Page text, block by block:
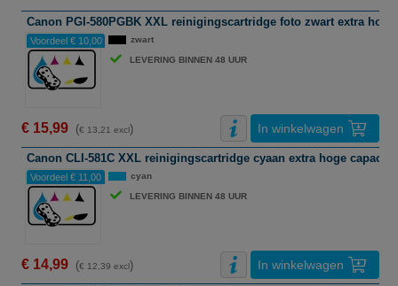
Canon PGI-580PGBK XXL reinigingscartridge foto zwart extra
Voordeel € 10,00 zwart
LEVERING BINNEN 48 UUR
€ 15,99 (€ 13,21 excl) In winkelwagen
Canon CLI-581C XXL reinigingscartridge cyaan extra hoge
Voordeel € 11,00 cyan
LEVERING BINNEN 48 UUR
€ 14,99 (€ 12,39 excl) In winkelwagen